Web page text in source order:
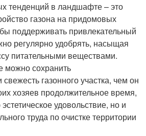
тенденций в ландшафте – это
газона на придомовых
поддерживать привлекательный
регулярно удобрять, насыщая
питательными веществами.
можно сохранить
свежесть газонного участка, чем он
хозяев продолжительное время,
удовольствие, но и
труда по очистке территории